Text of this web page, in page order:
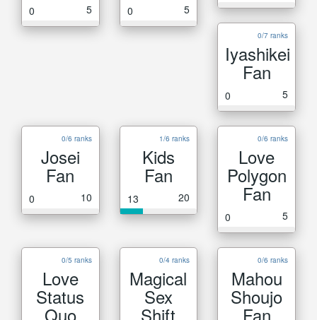
0 5 0 5
0/7 ranks
Iyashikei
Fan
0 5
0/6 ranks
Josei
Fan
0 10
1/6 ranks
Kids
Fan
13 20
0/6 ranks
Love
Polygon
Fan
0 5
0/5 ranks
Love
Status
Quo
0/4 ranks
Magical
Sex
Shift
0/6 ranks
Mahou
Shoujo
Fan